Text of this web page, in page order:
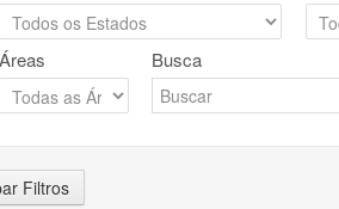
Áreas Busca
Filtros